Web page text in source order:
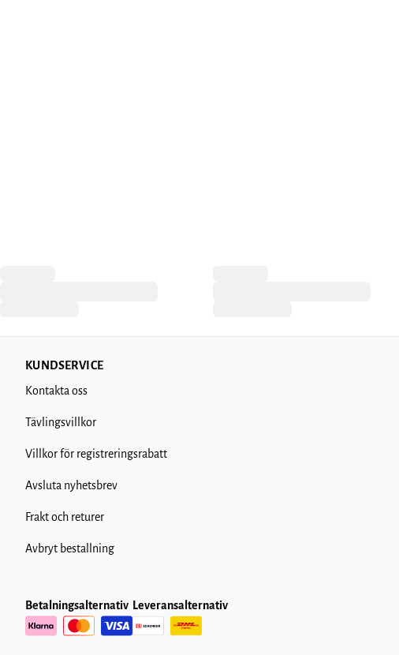
KUNDSERVICE
Kontakta oss
Tävlingsvillkor
Villkor för registreringsrabatt
Avsluta nyhetsbrev
Frakt och returer
Avbryt bestallning
Betalningsalternativ Leveransalternativ